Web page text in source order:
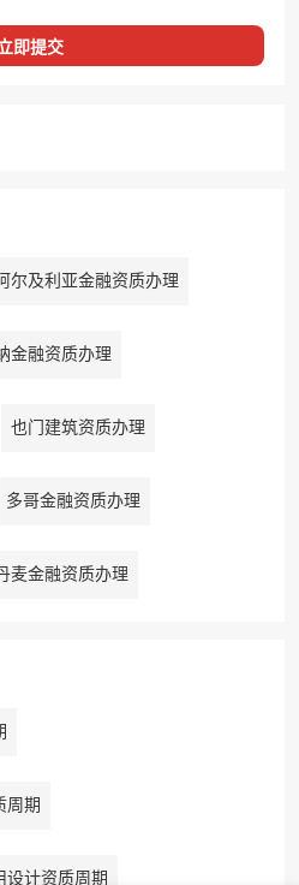
即提交
尔及利亚金融资质办理
金融资质办理
也门建筑资质办理
多哥金融资质办理
麦金融资质办理
周期
设计资质周期